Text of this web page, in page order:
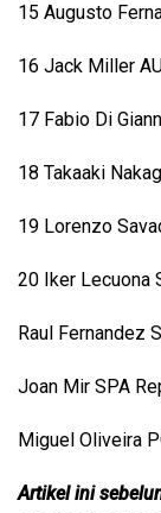
15 Augusto
16 Jack Miller
17 Fabio Di
18 Takaaki
19 Lorenzo
20 Iker Lecuona
Raul Fernandez
Joan Mir SPA
Miguel Oliveira
Artikel ini